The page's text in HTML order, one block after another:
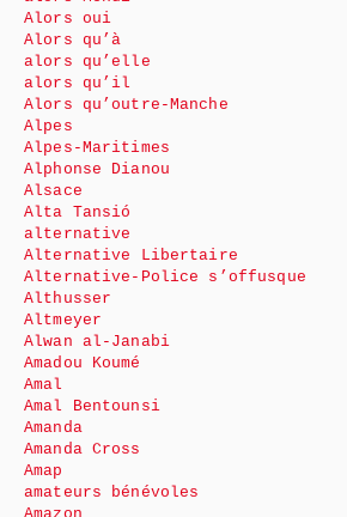
Alors oui
Alors qu’à
alors qu’elle
alors qu’il
Alors qu’outre-Manche
Alpes
Alpes-Maritimes
Alphonse Dianou
Alsace
Alta Tansió
alternative
Alternative Libertaire
Alternative-Police s’offusque
Althusser
Altmeyer
Alwan al-Janabi
Amadou Koumé
Amal
Amal Bentounsi
Amanda
Amanda Cross
Amap
amateurs bénévoles